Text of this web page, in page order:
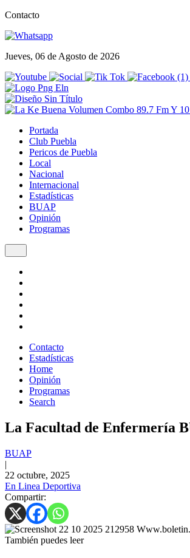
Contacto
Jueves, 06 de Agosto de 2026
Portada
Club Puebla
Pericos de Puebla
Local
Nacional
Internacional
Estadísticas
BUAP
Opinión
Programas
Contacto
Estadísticas
Home
Opinión
Programas
Search
La Facultad de Enfermería
BUAP
|
22 octubre, 2025
En Linea Deportiva
Compartir:
También puedes leer